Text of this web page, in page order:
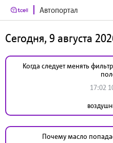
Автопортал
Сегодня, 9 августа
Когда следует менять
17:02
Почему масло